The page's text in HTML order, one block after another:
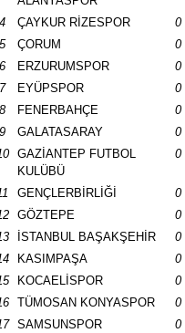
4
ÇAYKUR RİZESPOR 0
5
ÇORUM 0
6
ERZURUMSPOR 0
7
EYÜPSPOR 0
8
FENERBAHÇE 0
9
GALATASARAY 0
GAZİANTEP FUTBOL
KULÜBÜ
0
GENÇLERBİRLİĞİ 0
GÖZTEPE 0
İSTANBUL BAŞAKŞEHİR 0
KASIMPAŞA 0
KOCAELİSPOR 0
TÜMOSAN KONYASPOR 0
SAMSUNSPOR 0